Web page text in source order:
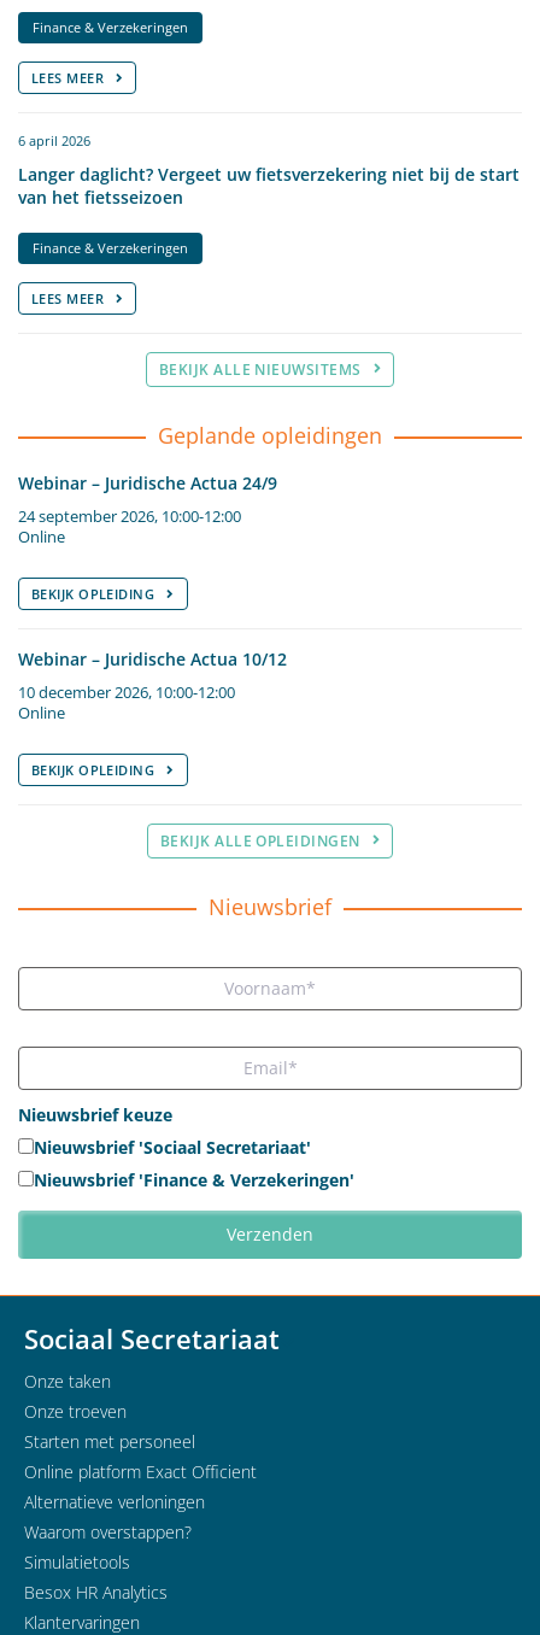
Finance & Verzekeringen
LEES MEER
6 april 2026
Langer daglicht? Vergeet uw fietsverzekering niet bij de start
van het fietsseizoen
Finance & Verzekeringen
LEES MEER
BEKIJK ALLE NIEUWSITEMS
Geplande opleidingen
Webinar – Juridische Actua 24/9
24 september 2026, 10:00-12:00
Online
BEKIJK OPLEIDING
Webinar – Juridische Actua 10/12
10 december 2026, 10:00-12:00
Online
BEKIJK OPLEIDING
BEKIJK ALLE OPLEIDINGEN
Nieuwsbrief
Nieuwsbrief keuze
Nieuwsbrief 'Sociaal Secretariaat'
Nieuwsbrief 'Finance & Verzekeringen'
Sociaal Secretariaat
Onze taken
Onze troeven
Starten met personeel
Online platform Exact Officient
Alternatieve verloningen
Waarom overstappen?
Simulatietools
Besox HR Analytics
Klantervaringen